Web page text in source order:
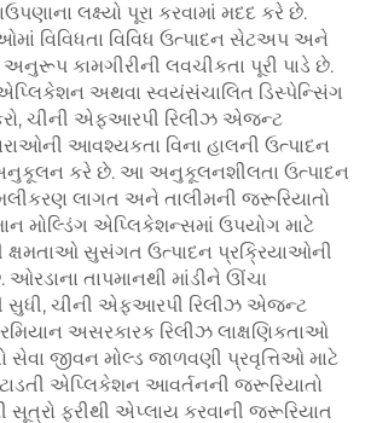
લક્ષ્યો પૂરા કરવામાં મદદ કરે છે.
વિવિધતા વિવિધ ઉત્પાદન સેટઅપ અને
કામગીરીની લવચીકતા પૂરી પાડે છે.
અથવા સ્વયંસંચાલિત ડિસ્પેન્સિંગ
ચીની એફઆરપી રિલીઝ એજન્ટ
આવશ્યકતા વિના હાલની ઉત્પાદન
કરે છે. આ અનુકૂલનશીલતા ઉત્પાદન
લાગત અને તાલીમની જરૂરિયાતો
મોલ્ડિંગ એપ્લિકેશન્સમાં ઉપયોગ માટે
ક્ષમતાઓ સુસંગત ઉત્પાદન પ્રક્રિયાઓની
તાપમાનથી માંડીને ઊંચા
સુધી, ચીની એફઆરપી રિલીઝ એજન્ટ
અસરકારક રિલીઝ લાક્ષણિકતાઓ
સેવા જીવન મોલ્ડ જાળવણી પ્રવૃત્તિઓ માટે
એપ્લિકેશન આવર્તનની જરૂરિયાતો
સૂત્રો ફરીથી એપ્લાય કરવાની જરૂરિયાત